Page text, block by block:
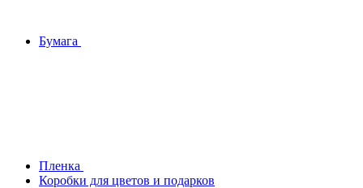
Бумага
Плeнка
Коробки для цветов и подарков